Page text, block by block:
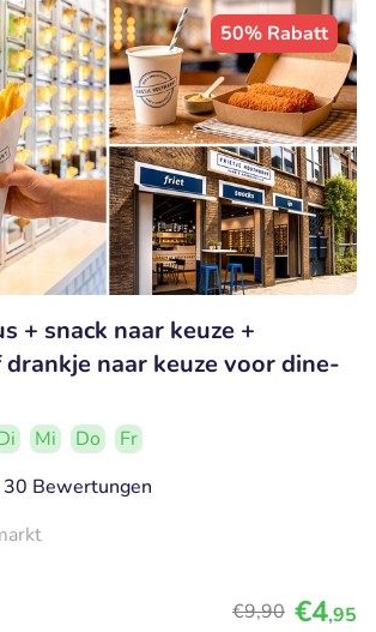
50% Rabatt
+ snack naar keuze +
naar keuze voor dine-
Mi Do
Fr
30 Bewertungen
€9,90 €4,95